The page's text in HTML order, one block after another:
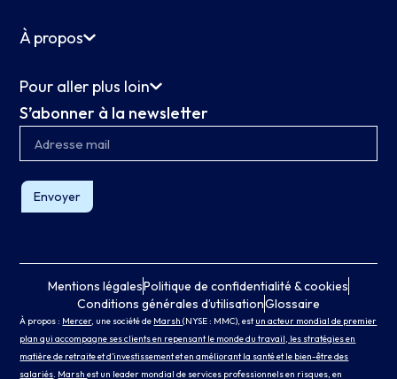
À propos
Pour aller plus loin
S’abonner à la newsletter
Envoyer
Mentions légalesPolitique de confidentialité & cookies
Conditions générales d’utilisationGlossaire
À propos : Mercer, une société de Marsh(NYSE : MMC), estun acteur mondial de premier
plan qui accompagne ses clients en repensant le monde du travail, les stratégies en
matière de retraite et d’investissement et en améliorant la santé et le bien-être des
salariés. Marshest un leader mondial de services professionnels en risques, en